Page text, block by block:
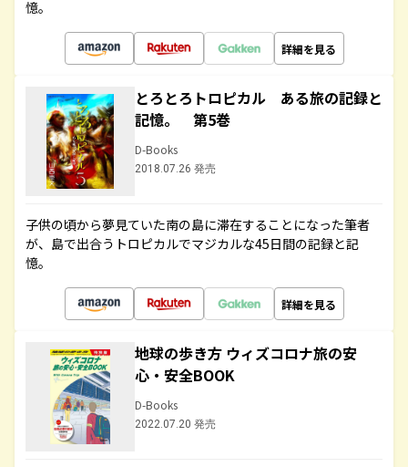
憶。
詳細を見る
とろとろトロピカル ある旅の記録と
記憶。 第5巻
D-Books
2018.07.26 発売
子供の頃から夢見ていた南の島に滞在することになった筆者
が、島で出合うトロピカルでマジカルな45日間の記録と記
憶。
詳細を見る
地球の歩き方 ウィズコロナ旅の安
心・安全BOOK
D-Books
2022.07.20 発売